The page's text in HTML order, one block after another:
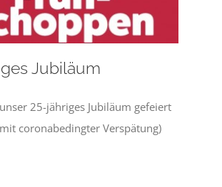
Jubiläum
25-jähriges Jubiläum gefeiert
coronabedingter Verspätung)